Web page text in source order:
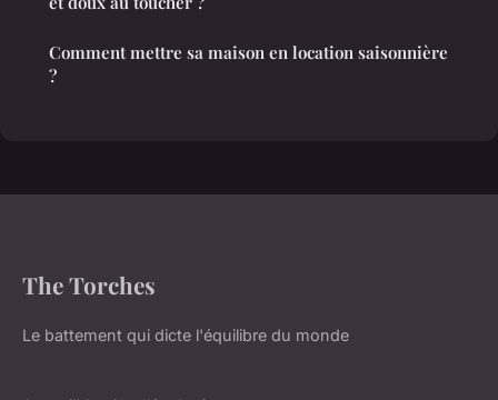
Comment mettre sa maison en location saisonnière
?
The Torches
Le battement qui dicte l'équilibre du monde